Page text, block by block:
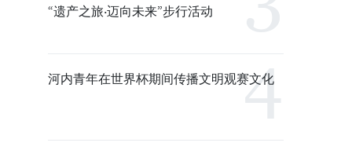
“遗产之旅·迈向未来”步行活动
河内青年在世界杯期间传播文明观赛文化